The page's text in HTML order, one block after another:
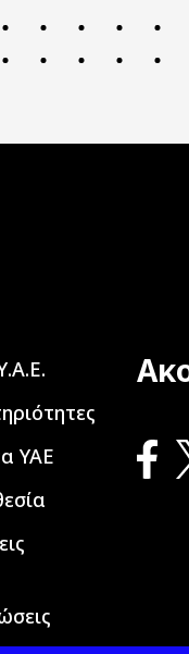
ΥΑΕ